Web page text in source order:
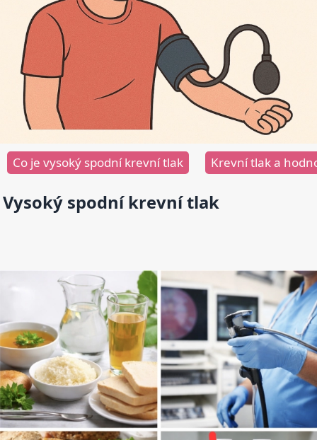
Co je vysoký spodní krevní tlak Krevní tlak a
Vysoký spodní krevní tlak